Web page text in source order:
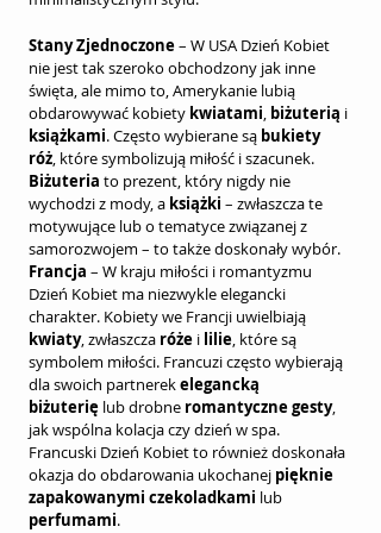
Stany Zjednoczone – W USA Dzień Kobiet
nie jest tak szeroko obchodzony jak inne
święta, ale mimo to, Amerykanie lubią
obdarowywać kobiety kwiatami, biżuterią i
książkami. Często wybierane są bukiety
róż, które symbolizują miłość i szacunek.
Biżuteria to prezent, który nigdy nie
wychodzi z mody, a książki – zwłaszcza te
motywujące lub o tematyce związanej z
samorozwojem – to także doskonały wybór.
Francja – W kraju miłości i romantyzmu
Dzień Kobiet ma niezwykle elegancki
charakter. Kobiety we Francji uwielbiają
kwiaty, zwłaszcza róże i lilie, które są
symbolem miłości. Francuzi często wybierają
dla swoich partnerek elegancką
biżuterię lub drobne romantyczne gesty,
jak wspólna kolacja czy dzień w spa.
Francuski Dzień Kobiet to również doskonała
okazja do obdarowania ukochanej pięknie
zapakowanymi czekoladkami lub
perfumami.